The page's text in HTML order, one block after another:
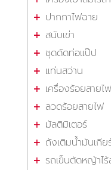
ปากกาไฟฉาย
สนับเข่า
ชุดดัดท่อแป๊ป
แท่นสว่าน
เครื่องร้อยสายไ
ลวดร้อยสายไฟ
มัลติมิเตอร์
ถังเติมน้ำมันเกีย
รถเข็นตัดหญ้าไร้